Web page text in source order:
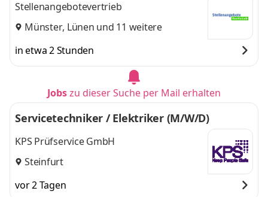
Stellenangebotevertrieb
Münster, Lünen und 11 weitere
in etwa 2 Stunden
Jobszu dieser Suche per Mail erhalten
Servicetechniker / Elektriker (M/W/D)
KPS Prüfservice GmbH
Steinfurt
vor 2 Tagen